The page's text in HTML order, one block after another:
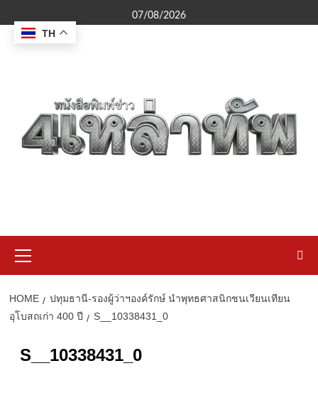
to
content
07/08/2026
Menu
HOME
ปทุมธานี-รองผู้ว่าฯองค์รักษ์ นำพุทธศาสนิกชนเวียนเทียน
อุโบสถเก่า 400 ปี
S__10338431_0
S__10338431_0
TH